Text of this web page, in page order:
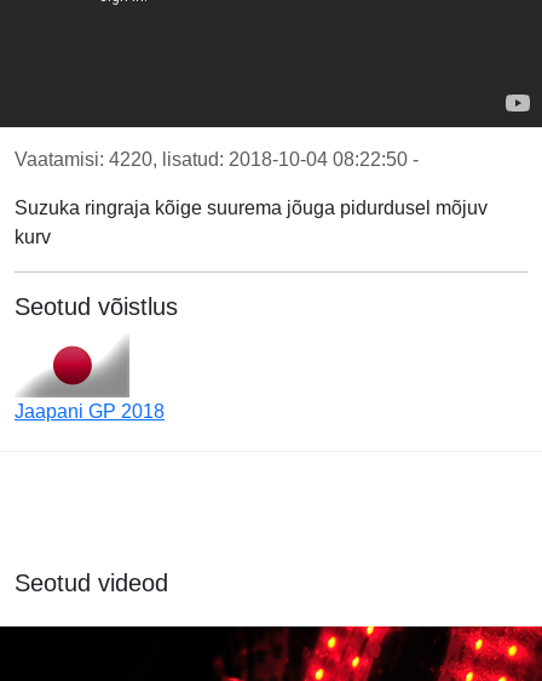
Vaatamisi: 4220, lisatud: 2018-10-04 08:22:50 -
Suzuka ringraja kõige suurema jõuga pidurdusel mõjuv
kurv
Seotud võistlus
Jaapani GP 2018
Seotud videod